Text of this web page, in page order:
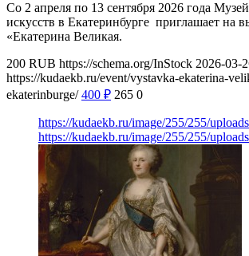
Со 2 апреля по 13 сентября 2026 года
искусств в Екатеринбурге приглашает на
«Екатерина Великая.
200 RUB https://schema.org/InStock 2026-03-
https://kudaekb.ru/event/vystavka-ekaterina-
ekaterinburge/ 400 ₽ 265 0
https://kudaekb.ru/image/255/255/
https://kudaekb.ru/image/255/255/